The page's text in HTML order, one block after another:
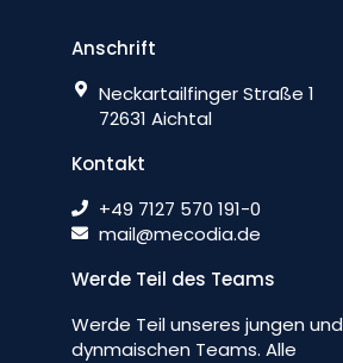
Anschrift
Neckartailfinger Straße 1
72631 Aichtal
Kontakt
+49 7127 570 191-0
mail@mecodia.de
Werde Teil des Teams
Werde Teil unseres jungen und
dynmaischen Teams. Alle